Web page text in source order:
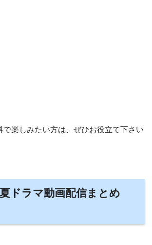
で楽しみたい方は、ぜひお役立て下さい
ドラマ動画配信まとめ